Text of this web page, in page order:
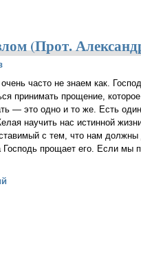
(Прот.
часто не знаем как.
принимать прощение,
— это одно и то же. Есть
научить нас истинной
с тем, что нам должны
прощает его. Если мы
Александр Шаргунов)